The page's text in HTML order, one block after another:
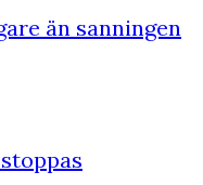
än sanningen